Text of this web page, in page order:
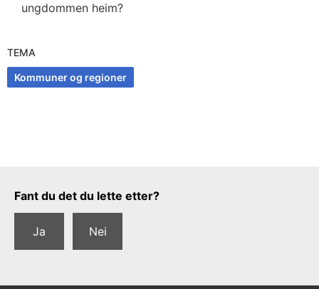
ungdommen heim?
TEMA
Kommuner og regioner
Tilbakemeldingsskjema
Fant du det du lette etter?
Ja Nei